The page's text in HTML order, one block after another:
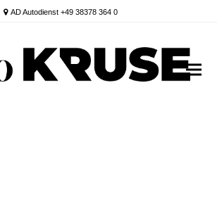
AD Autodienst +49 38378 364 0